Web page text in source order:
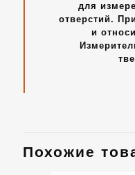
для
отверстий.
и
Похожие